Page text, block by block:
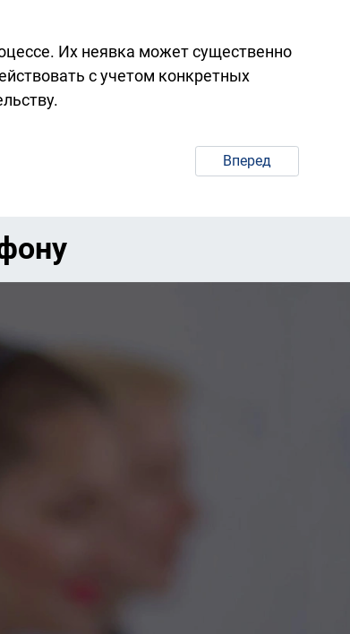
Их неявка может существенно
с учетом конкретных
Вперед